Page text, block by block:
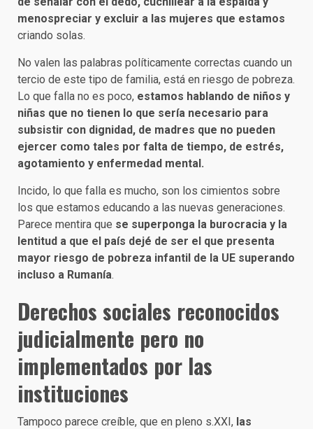
menospreciar y excluir a las mujeres que estamos
criando solas.
No valen las palabras políticamente correctas cuando un
tercio de este tipo de familia, está en riesgo de pobreza.
Lo que falla no es poco, estamos hablando de niños y
niñas que no tienen lo que sería necesario para
subsistir con dignidad, de madres que no pueden
ejercer como tales por falta de tiempo, de estrés,
agotamiento y enfermedad mental.
Incido, lo que falla es mucho, son los cimientos sobre
los que estamos educando a las nuevas generaciones.
Parece mentira que se superponga la burocracia y la
lentitud a que el país dejé de ser el que presenta
mayor riesgo de pobreza infantil de la UE superando
incluso a Rumanía.
Derechos sociales reconocidos
judicialmente pero no
implementados por las
instituciones
Tampoco parece creíble, que en pleno s.XXI, las